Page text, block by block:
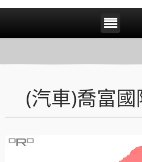
(汽車)喬富